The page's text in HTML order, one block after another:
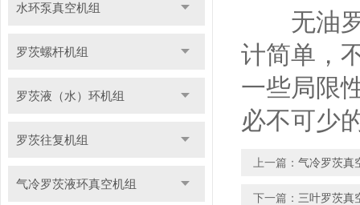
水环泵真空机组
罗茨螺杆机组
罗茨液（水）环机组
罗茨往复机组
气冷罗茨液环真空机组
无油罗
计简单，
一些局限
必不可少
上一篇： 气冷罗茨真
下一篇： 三叶罗茨真